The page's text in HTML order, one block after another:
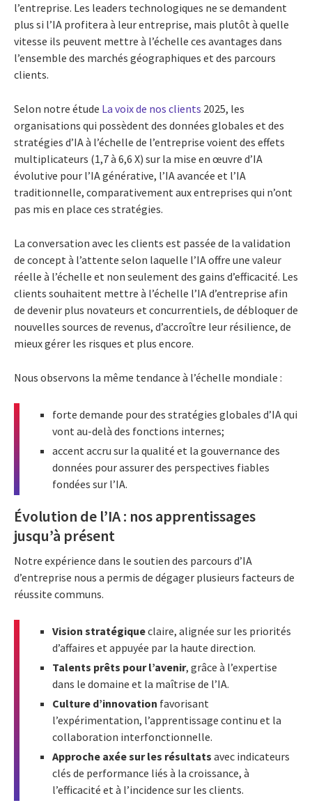
l’entreprise. Les leaders technologiques ne se demandent
plus si l’IA profitera à leur entreprise, mais plutôt à quelle
vitesse ils peuvent mettre à l’échelle ces avantages dans
l’ensemble des marchés géographiques et des parcours
clients.
Selon notre étude La voix de nos clients 2025, les
organisations qui possèdent des données globales et des
stratégies d’IA à l’échelle de l’entreprise voient des effets
multiplicateurs (1,7 à 6,6 X) sur la mise en œuvre d’IA
évolutive pour l’IA générative, l’IA avancée et l’IA
traditionnelle, comparativement aux entreprises qui n’ont
pas mis en place ces stratégies.
La conversation avec les clients est passée de la validation
de concept à l’attente selon laquelle l’IA offre une valeur
réelle à l’échelle et non seulement des gains d’efficacité. Les
clients souhaitent mettre à l’échelle l’IA d’entreprise afin
de devenir plus novateurs et concurrentiels, de débloquer de
nouvelles sources de revenus, d’accroître leur résilience, de
mieux gérer les risques et plus encore.
Nous observons la même tendance à l’échelle mondiale :
forte demande pour des stratégies globales d’IA qui
vont au-delà des fonctions internes;
accent accru sur la qualité et la gouvernance des
données pour assurer des perspectives fiables
fondées sur l’IA.
Évolution de l’IA : nos apprentissages
jusqu’à présent
Notre expérience dans le soutien des parcours d’IA
d’entreprise nous a permis de dégager plusieurs facteurs de
réussite communs.
Vision stratégiqueclaire, alignée sur les priorités
d’affaires et appuyée par la haute direction.
Talents prêts pour l’avenir, grâce à l’expertise
dans le domaine et la maîtrise de l’IA.
Culture d’innovation favorisant
l’expérimentation, l’apprentissage continu et la
collaboration interfonctionnelle.
Approche axée sur les résultats avec indicateurs
clés de performance liés à la croissance, à
l’efficacité et à l’incidence sur les clients.